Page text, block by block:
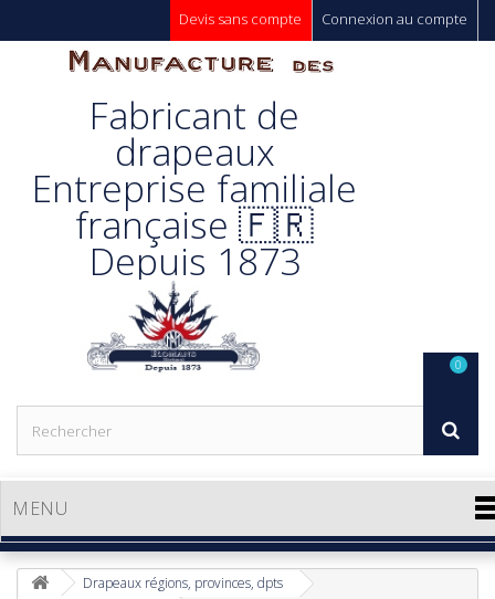
Connexion au compte
Devis sans compte
Manufacture
Des
Drapeaux
Unic s.a.
Fabricant de
drapeaux
Entreprise familiale
française 🇫🇷
Depuis 1873
MENU
0
Drapeaux régions, provinces, dpts